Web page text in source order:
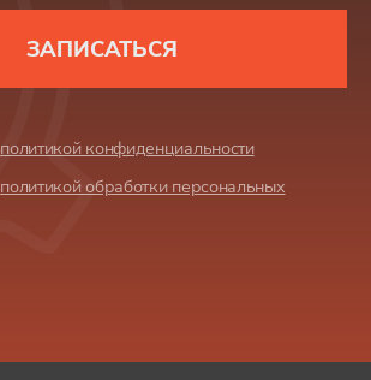
ЗАПИСАТЬСЯ
политикой конфиденциальности
политикой обработки персональных